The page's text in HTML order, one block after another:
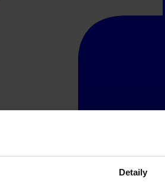
Detaily